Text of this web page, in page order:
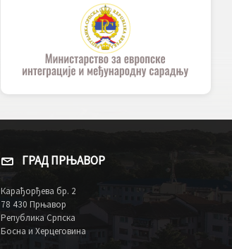
ГРАД ПРЊАВОР
Карађорђева бр. 2
78 430 Прњавор
Република Српска
Босна и Херцеговина